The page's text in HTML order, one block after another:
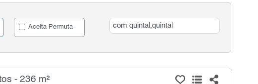
Aceita Permuta
- 236 m²